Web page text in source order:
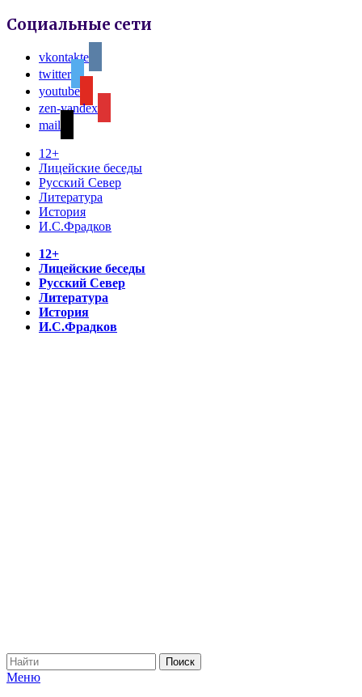
Социальные сети
vkontakte
twitter
youtube
zen-yandex
mail
12+
Лицейские беседы
Русский Север
Литература
История
И.С.Фрадков
12+
Лицейские беседы
Русский Север
Литература
История
И.С.Фрадков
Меню